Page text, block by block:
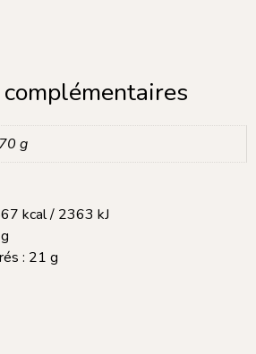
70 g
kcal / 2363 kJ
: 21 g